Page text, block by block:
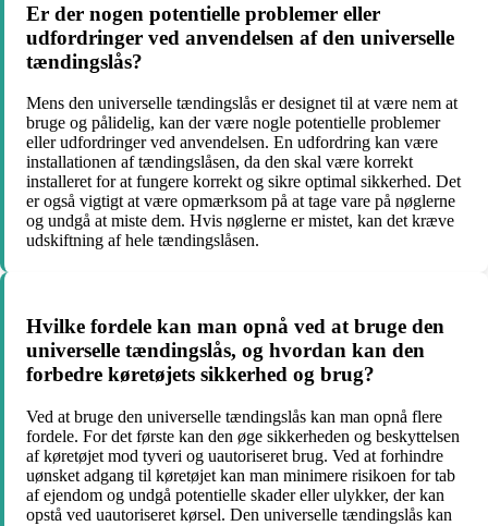
Er der nogen potentielle problemer eller
udfordringer ved anvendelsen af den universelle
tændingslås?
Mens den universelle tændingslås er designet til at være nem at
bruge og pålidelig, kan der være nogle potentielle problemer
eller udfordringer ved anvendelsen. En udfordring kan være
installationen af tændingslåsen, da den skal være korrekt
installeret for at fungere korrekt og sikre optimal sikkerhed. Det
er også vigtigt at være opmærksom på at tage vare på nøglerne
og undgå at miste dem. Hvis nøglerne er mistet, kan det kræve
udskiftning af hele tændingslåsen.
Hvilke fordele kan man opnå ved at bruge den
universelle tændingslås, og hvordan kan den
forbedre køretøjets sikkerhed og brug?
Ved at bruge den universelle tændingslås kan man opnå flere
fordele. For det første kan den øge sikkerheden og beskyttelsen
af køretøjet mod tyveri og uautoriseret brug. Ved at forhindre
uønsket adgang til køretøjet kan man minimere risikoen for tab
af ejendom og undgå potentielle skader eller ulykker, der kan
opstå ved uautoriseret kørsel. Den universelle tændingslås kan